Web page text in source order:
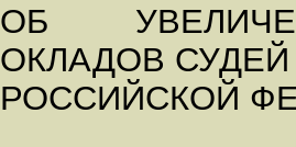
ОБ
ОКЛАДОВ
РОССИЙСКОЙ